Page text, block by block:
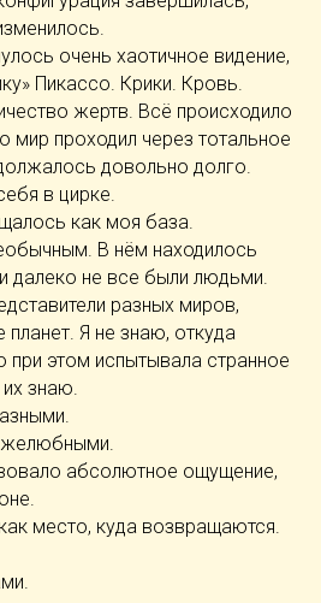
очень хаотичное видение,
Пикассо. Крики. Кровь.
жертв. Всё происходило
мир проходил через тотальное
довольно долго.
в цирке.
как моя база.
В нём находилось
далеко не все были людьми.
разных миров,
планет. Я не знаю, откуда
при этом испытывала странное
знаю.
абсолютное ощущение,
место, куда возвращаются.